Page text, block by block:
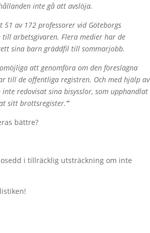
inte gå att avslöja.
51 av 172 professorer vid Göteborgs
arbetsgivaren. Flera medier har de
sina barn gräddfil till sommarjobb.
att genomföra om den föreslagna
till de offentliga registren. Och med hjälp av
redovisat sina bisysslor, som upphandlat
sitt brottsregister.”
bättre?
i tillräcklig utsträckning om inte